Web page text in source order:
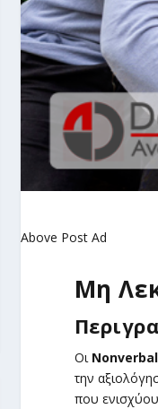
Above Post Ad
Μη
Οι
την
που